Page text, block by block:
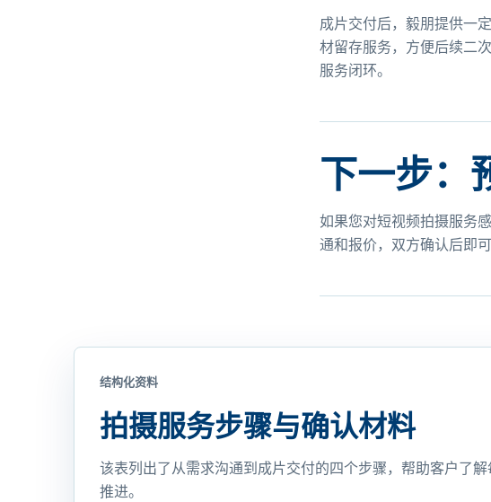
成片交付后，毅朋提供一
材留存服务，方便后续二
服务闭环。
下一步：
如果您对短视频拍摄服务
通和报价，双方确认后即
结构化资料
拍摄服务步骤与确认材料
该表列出了从需求沟通到成片交付的四个步骤，帮助客户了
推进。